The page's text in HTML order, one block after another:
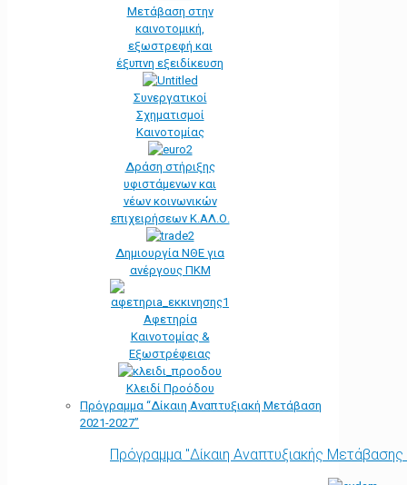
Μετάβαση στην
καινοτομική,
εξωστρεφή και
έξυπνη εξειδίκευση
Συνεργατικοί
Σχηματισμοί
Καινοτομίας
Δράση στήριξης
υφιστάμενων και
νέων κοινωνικών
επιχειρήσεων Κ.ΑΛ.Ο.
Δημιουργία ΝΘΕ για
ανέργους ΠΚΜ
Αφετηρία
Kαινοτομίας &
Εξωστρέφειας
Κλειδί Προόδου
Πρόγραμμα “Δίκαιη Αναπτυξιακή Μετάβαση
2021-2027”
Πρόγραμμα "Δίκαιη Αναπτυξιακής